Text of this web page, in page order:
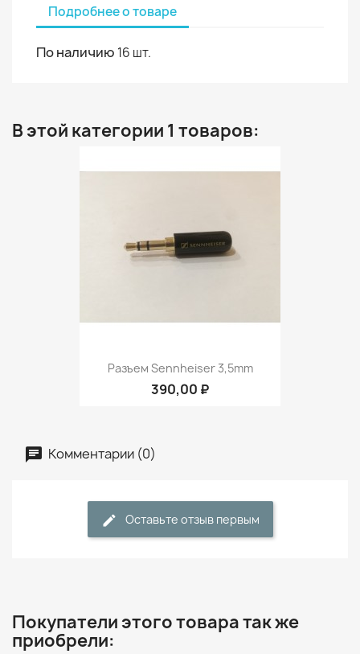
Подробнее о товаре
По наличию 16 шт.
В этой категории 1 товаров:
Разъем Sennheiser 3,5mm
390,00 ₽
Комментарии (0)
Оставьте отзыв первым
Покупатели этого товара так же
приобрели: